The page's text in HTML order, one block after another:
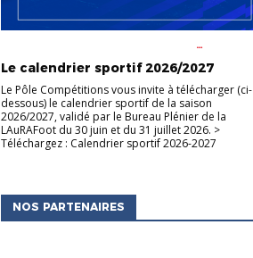
Le calendrier sportif 2026/2027
Le Pôle Compétitions vous invite à télécharger (ci-
dessous) le calendrier sportif de la saison
2026/2027, validé par le Bureau Plénier de la
LAuRAFoot du 30 juin et du 31 juillet 2026. >
Téléchargez : Calendrier sportif 2026-2027
NOS PARTENAIRES